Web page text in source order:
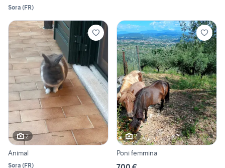
Sora (FR)
2
Animal
Sora (FR)
2
Poni femmina